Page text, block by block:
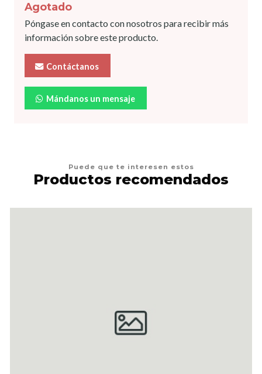
Agotado
Póngase en contacto con nosotros para recibir más
información sobre este producto.
Contáctanos
Mándanos un mensaje
Puede que te interesen estos
Productos recomendados